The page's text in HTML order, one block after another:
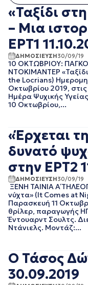
ERTECHO
ERTFLIX
EUROVISION - EBU
EΡΤ2 ΣΠΟΡ
EΡΤ3
EΡΤNEWS
ΑΘΛΗΤΙΚΑ
ΓΕΝΙΚΗ
ΓΡΑΦΕΙΟ ΤΥΠΟΥ
ΕΡΤ
ΠΟΛΙΤΙΚΗ
ΠΟΛΙΤΙΣΜΟΣ
ΡΑΔΙΟΦΩΝΟ
ΤΗΛΕΟΡΑΣΗ
«Ταξίδι
– Μια
ΕΡΤ1
ΔΗΜΟΣΙΕΥΣΗ30/09/19
10 ΟΚΤΩΒΡΙΟΥ:
ΝΤΟΚΙΜΑΝΤΕΡ
the Locrians)
Οκτωβρίου 2019,
Ημέρα Ψυχικής
10 Οκτωβρίου,...
«Έρχεται
δυνατό
στην ΕΡΤ2
ΔΗΜΟΣΙΕΥΣΗ30/09/19
ΞΕΝΗ ΤΑΙΝΙΑ Α΄
νύχτα» (It Comes at
Παρασκευή 11
θρίλερ, παραγωγής
Έντουαρντ Σουλτς.
Ντάνιελς. Μοντάζ:...
Ο Τάσος
30.09.2019